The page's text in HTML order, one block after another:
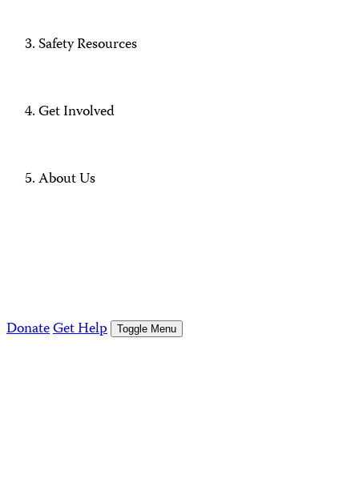
Safety Resources
Get Involved
About Us
DonateGet Help Toggle Menu